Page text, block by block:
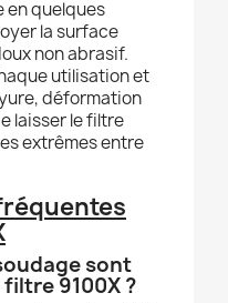
en quelques
la surface
non abrasif.
utilisation et
déformation
laisser le filtre
extrêmes entre
sont
9100X ?